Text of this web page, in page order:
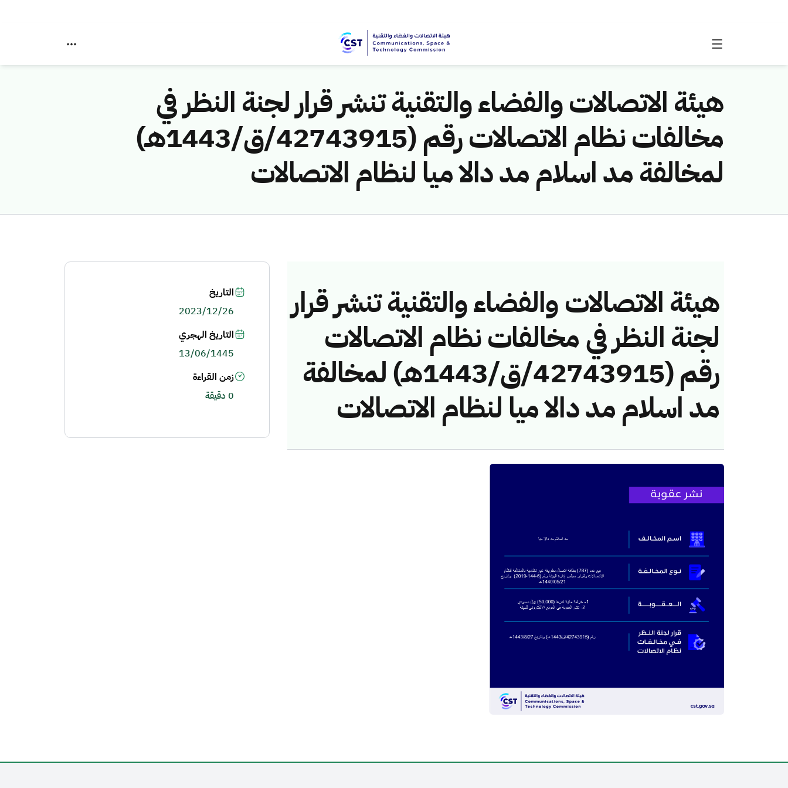
هيئة الاتصالات والفضاء والتقنية تنشر قرار لجنة النظر في
مخالفات نظام الاتصالات رقم (42743915/ق/1443هـ)
لمخالفة مد اسلام مد دالا ميا لنظام الاتصالات
هيئة الاتصالات والفضاء والتقنية تنشر قرار
لجنة النظر في مخالفات نظام الاتصالات
رقم (42743915/ق/1443هـ) لمخالفة
مد اسلام مد دالا ميا لنظام الاتصالات
التاريخ
2023/12/26
التاريخ الهجري
13/06/1445
زمن القراءة
0 دقيقة